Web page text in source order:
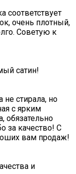
соответствует
очень плотный,
Советую к
сатин!
стирала, но
с ярким
обязательно
за качество! С
вам продаж!
и